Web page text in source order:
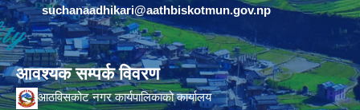
suchanaadhikari@aathbiskotmun.gov.np
आवश्यक सम्पर्क विवरण
आठविसकोट नगर कार्यपालिकाको कार्यालय